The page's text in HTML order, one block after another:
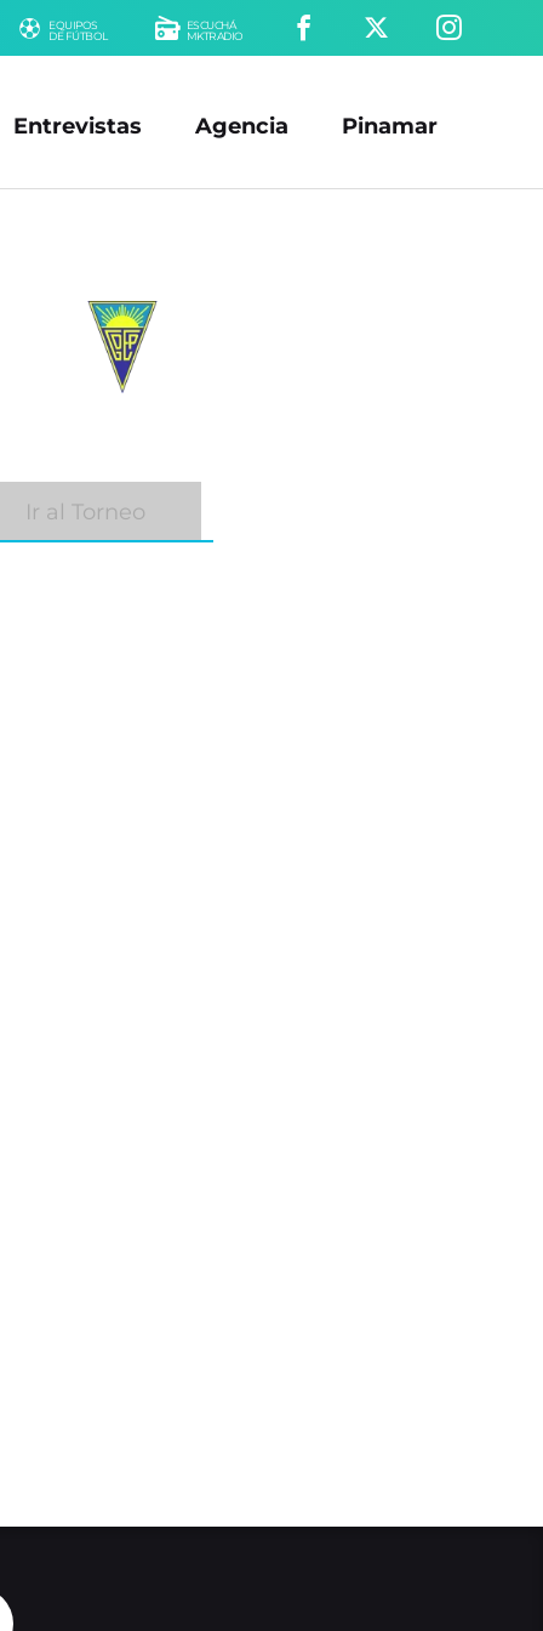
EQUIPOS
DE FÚTBOL
ESCUCHÁ
MKTRADIO
Entrevistas Agencia Pinamar
Ir al Torneo